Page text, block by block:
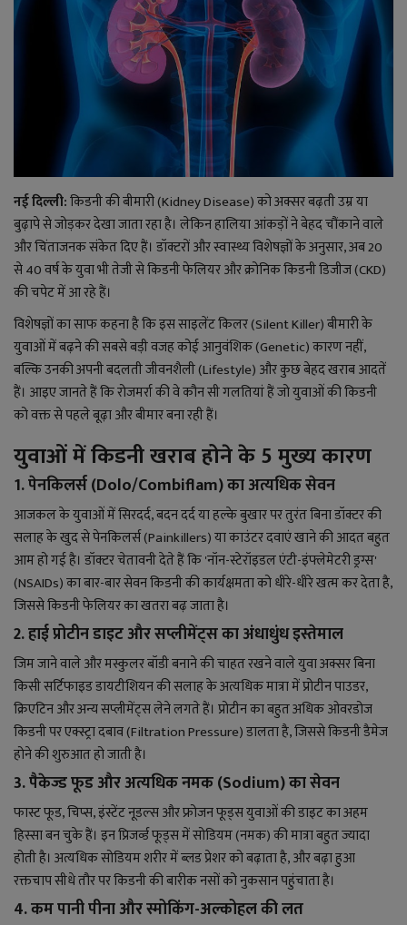
ज्ञान विज्ञान
करिअर
वाद विवाद
संपादकीय
धर्म
लाइफ स्टाइल
जोक्स
सोशल मीडिया
Gallery
नई दिल्ली:किडनी की बीमारी (Kidney Disease) को अक्सर बढ़ती उम्र या
बुढ़ापे से जोड़कर देखा जाता रहा है। लेकिन हालिया आंकड़ों ने बेहद चौंकाने वाले
और चिंताजनक संकेत दिए हैं। डॉक्टरों और स्वास्थ्य विशेषज्ञों के अनुसार, अब 20
से 40 वर्ष के युवा भी तेजी से किडनी फेलियर और क्रोनिक किडनी डिजीज (CKD)
की चपेट में आ रहे हैं।
विशेषज्ञों का साफ कहना है कि इस साइलेंट किलर (Silent Killer) बीमारी के
युवाओं में बढ़ने की सबसे बड़ी वजह कोई आनुवंशिक (Genetic) कारण नहीं,
बल्कि उनकी अपनी बदलती जीवनशैली (Lifestyle) और कुछ बेहद खराब आदतें
हैं। आइए जानते हैं कि रोजमर्रा की वे कौन सी गलतियां हैं जो युवाओं की किडनी
को वक्त से पहले बूढ़ा और बीमार बना रही हैं।
युवाओं में किडनी खराब होने के 5 मुख्य कारण
1. पेनकिलर्स (Dolo/Combiflam) का अत्यधिक सेवन
आजकल के युवाओं में सिरदर्द, बदन दर्द या हल्के बुखार पर तुरंत बिना डॉक्टर की
सलाह के खुद से पेनकिलर्स (Painkillers) या काउंटर दवाएं खाने की आदत बहुत
आम हो गई है। डॉक्टर चेतावनी देते हैं कि 'नॉन-स्टेरॉइडल एंटी-इंफ्लेमेटरी ड्रग्स'
(NSAIDs) का बार-बार सेवन किडनी की कार्यक्षमता को धीरे-धीरे खत्म कर देता है,
जिससे किडनी फेलियर का खतरा बढ़ जाता है।
2. हाई प्रोटीन डाइट और सप्लीमेंट्स का अंधाधुंध इस्तेमाल
जिम जाने वाले और मस्कुलर बॉडी बनाने की चाहत रखने वाले युवा अक्सर बिना
किसी सर्टिफाइड डायटीशियन की सलाह के अत्यधिक मात्रा में प्रोटीन पाउडर,
क्रिएटिन और अन्य सप्लीमेंट्स लेने लगते हैं। प्रोटीन का बहुत अधिक ओवरडोज
किडनी पर एक्स्ट्रा दबाव (Filtration Pressure) डालता है, जिससे किडनी डैमेज
होने की शुरुआत हो जाती है।
3. पैकेज्ड फूड और अत्यधिक नमक (Sodium) का सेवन
फास्ट फूड, चिप्स, इंस्टेंट नूडल्स और फ्रोजन फूड्स युवाओं की डाइट का अहम
हिस्सा बन चुके हैं। इन प्रिजर्व्ड फूड्स में सोडियम (नमक) की मात्रा बहुत ज्यादा
होती है। अत्यधिक सोडियम शरीर में ब्लड प्रेशर को बढ़ाता है, और बढ़ा हुआ
रक्तचाप सीधे तौर पर किडनी की बारीक नसों को नुकसान पहुंचाता है।
4. कम पानी पीना और स्मोकिंग-अल्कोहल की लत